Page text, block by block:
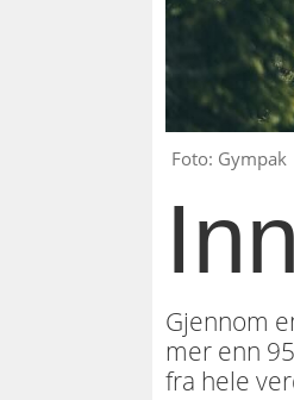
Foto: Gympak
Gjennom
mer enn
fra hele